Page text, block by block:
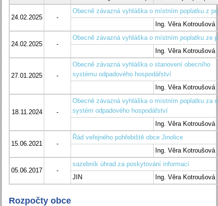
24.02.2025 -
Obecně závazná vyhláška o místním poplatku z
Ing. Věra Kotroušová
24.02.2025 -
Obecně závazná vyhláška o místním poplatku ze
Ing. Věra Kotroušová
27.01.2025 -
Obecně závazná vyhláška o stanovení obecního
systému odpadového hospodářství
Ing. Věra Kotroušová
18.11.2024 -
Obecně závazná vyhláška o místním poplatku za
systém odpadového hospodářství
Ing. Věra Kotroušová
15.06.2021 -
Řád veřejného pohřebiště obce Jinolice
Ing. Věra Kotroušová
05.06.2017 -
sazebník úhrad za poskytování informací
JIN
Ing. Věra Kotroušová
Rozpočty obce